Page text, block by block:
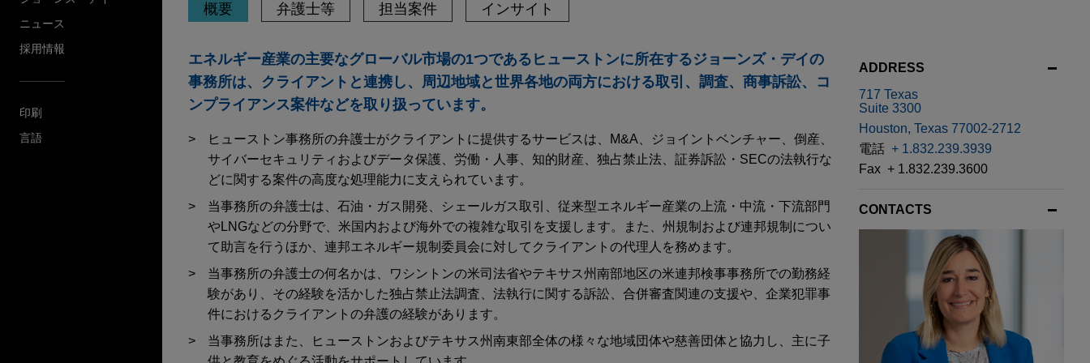
ニュース
採用情報
印刷
言語
概要 弁護士等 担当案件 インサイト
エネルギー産業の主要なグローバル市場の1つであるヒューストンに所在するジョーンズ・デイの
事務所は、クライアントと連携し、周辺地域と世界各地の両方における取引、調査、商事訴訟、コ
ンプライアンス案件などを取り扱っています。
ヒューストン事務所の弁護士がクライアントに提供するサービスは、M&A、ジョイントベンチャー、倒産、
サイバーセキュリティおよびデータ保護、労働・人事、知的財産、独占禁止法、証券訴訟・SECの法執行な
どに関する案件の高度な処理能力に支えられています。
当事務所の弁護士は、石油・ガス開発、シェールガス取引、従来型エネルギー産業の上流・中流・下流部門
やLNGなどの分野で、米国内および海外での複雑な取引を支援します。また、州規制および連邦規制につい
て助言を行うほか、連邦エネルギー規制委員会に対してクライアントの代理人を務めます。
当事務所の弁護士の何名かは、ワシントンの米司法省やテキサス州南部地区の米連邦検事事務所での勤務経
験があり、その経験を活かした独占禁止法調査、法執行に関する訴訟、合併審査関連の支援や、企業犯罪事
件におけるクライアントの弁護の経験があります。
当事務所はまた、ヒューストンおよびテキサス州南東部全体の様々な地域団体や慈善団体と協力し、主に子
ADDRESS
717 Texas
Suite 3300
Houston, Texas 77002-2712
電話 + 1.832.239.3939
Fax + 1.832.239.3600
CONTACTS